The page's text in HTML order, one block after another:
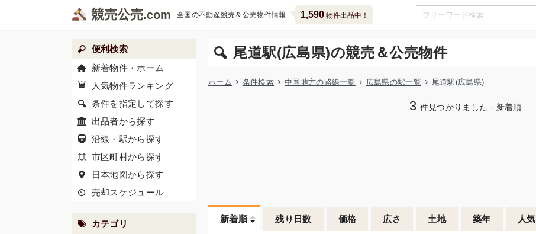
競売公売 全国の不動産競売＆公売物件情報 1,590物件出品中！
尾道駅(広島県)の競売＆公売物件
ホーム 条件検索 中国地方の路線一覧 広島県の駅一覧 尾道駅(広島県)
3 件見つかりました - 新着順
新着順 残り日数 価格 広さ 土地 築年 人気
便利検索
新着物件・ホーム
人気物件ランキング
条件を指定して探す
出品者から探す
沿線・駅から探す
市区町村から探す
日本地図から探す
売却スケジュール
カテゴリ